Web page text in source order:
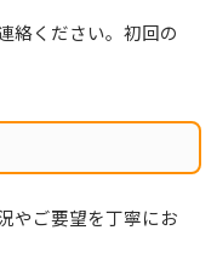
絡ください。初回の
やご要望を丁寧にお